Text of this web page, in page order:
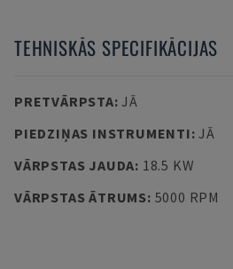
TEHNISKĀS SPECIFIKĀCIJAS
PRETVĀRPSTA:JĀ
PIEDZIŅAS INSTRUMENTI:JĀ
VĀRPSTAS JAUDA: 18.5 KW
VĀRPSTAS ĀTRUMS: 5000 RPM